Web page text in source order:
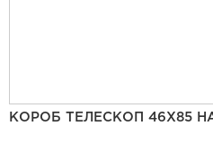
КОРОБ ТЕЛЕСКОП 46Х85